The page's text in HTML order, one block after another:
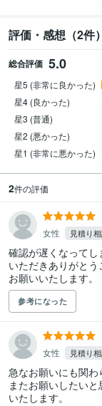
評価・感想（2件
総合評価 5.0
星5 (非常に良かった)
星4 (良かった)
星3 (普通)
星2 (悪かった)
星1 (非常に悪かった)
2件の評価
女性 見積り
確認が遅くなって
いただきありがと
お願いいたします。
参考になった
女性 見積り
急なお願いにも関わ
またお願いしたい
いたします。